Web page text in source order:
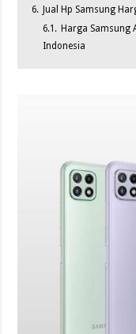
6. Jual Hp Samsung
6.1. Harga Samsung
Indonesia